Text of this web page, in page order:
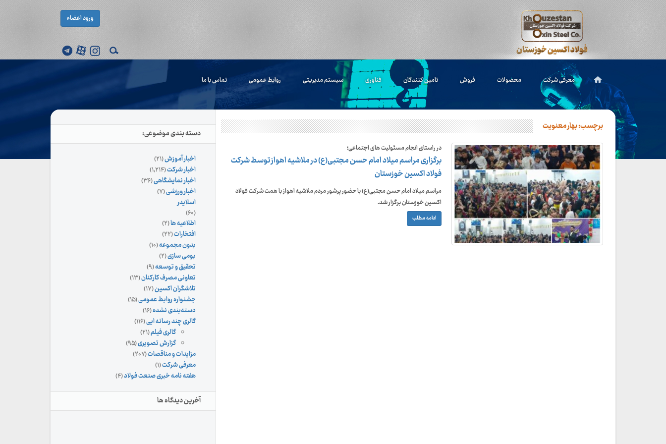
ورود اعضاء
معرفی شرکت محصولات فروش تامین کنندگان فناوری سیستم مدیریتی روابط عمومی تماس با ما
برچسب:بهار معنویت
در راستای انجام مسئولیت های اجتماعی؛
برگزاری مراسم میلاد امام حسن مجتبی(ع) در ملاشیه اهواز توسط شرکت
فولاد اکسین خوزستان
مراسم میلاد امام حسن مجتبی(ع) با حضور پرشور مردم ملاشیه اهواز با همت شرکت فولاد
اکسین خوزستان برگزار شد.
ادامه مطلب
دسته بندی موضوعی:
اخبار آموزش(۲۱)
اخبار شرکت(۱,۲۱۴)
اخبار نمایشگاهی(۳۶)
اخبار ورزشی(۷)
اسلایدر
(۶۰)
اطلاعیه ها(۲)
افتخارات(۲۲)
بدون مجموعه(۱۰)
بومی سازی(۲)
تحقیق و توسعه(۹)
تعاونی مصرف کارکنان(۱۳)
تلاشگران اکسین(۱۷)
جشنواره روابط عمومی(۱۵)
دسته‌بندی نشده(۱۶)
گالری چند رسانه ایی(۱۱۶)
گالری فیلم(۲۱)
گزارش تصویری(۹۵)
مزایدات و مناقصات(۲۰۷)
معرفی شرکت(۱)
هفته نامه خبری صنعت فولاد(۴)
آخرین دیدگاه ها